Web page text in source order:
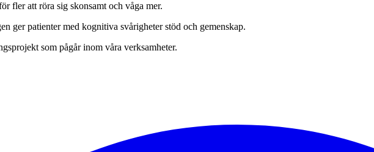
fler att röra sig skonsamt och våga mer.
ger patienter med kognitiva svårigheter stöd och gemenskap.
som pågår inom våra verksamheter.